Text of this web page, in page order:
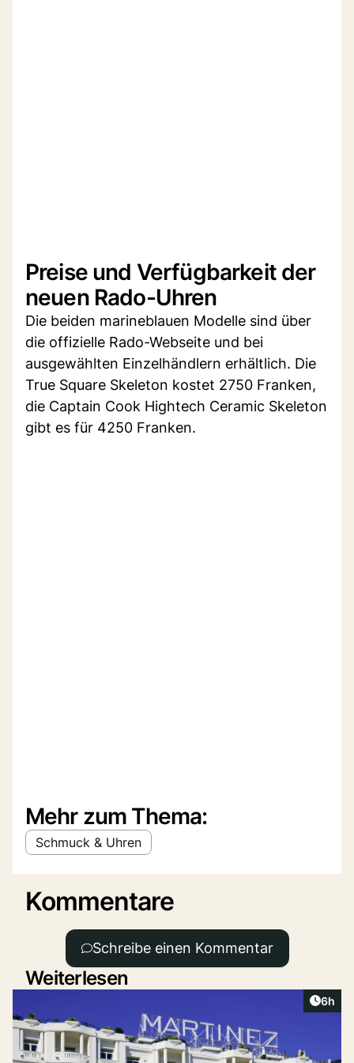
Preise und Verfügbarkeit der
neuen Rado-Uhren
Die beiden marineblauen Modelle sind über
die offizielle Rado-Webseite und bei
ausgewählten Einzelhändlern erhältlich. Die
True Square Skeleton kostet 2750 Franken,
die Captain Cook Hightech Ceramic Skeleton
gibt es für 4250 Franken.
Mehr zum Thema:
Schmuck & Uhren
Kommentare
Schreibe einen Kommentar
Weiterlesen
6h